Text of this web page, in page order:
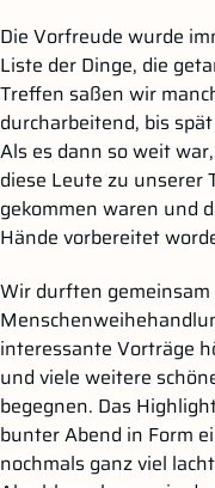
Die Vorfreude wurde
Liste der Dinge, die
Treffen saßen wir
durcharbeitend, bis
Als es dann so weit
diese Leute zu unserer
gekommen waren und
Hände vorbereitet
Wir durften
interessante Vorträge
und viele weitere
begegnen. Das
bunter Abend in Form
nochmals ganz viel